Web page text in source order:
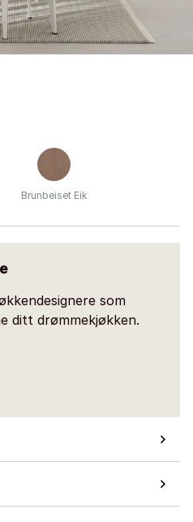
Brunbeiset Eik
som
ditt drømmekjøkken.